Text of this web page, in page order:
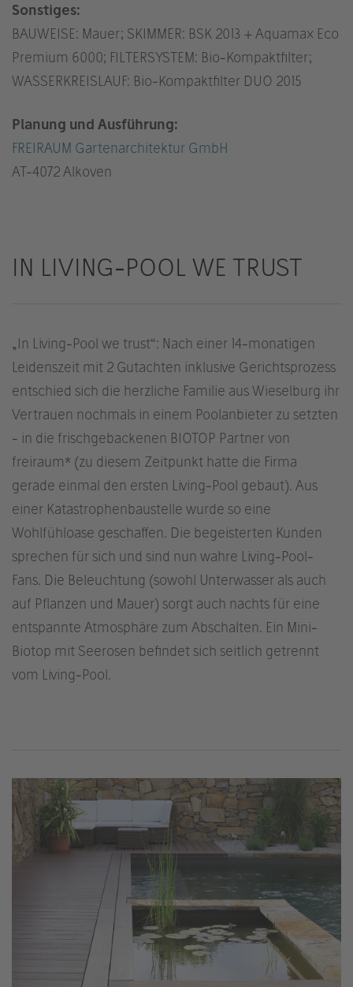
Sonstiges:
BAUWEISE: Mauer; SKIMMER: BSK 2013 + Aquamax Eco
Premium 6000; FILTERSYSTEM: Bio-Kompaktfilter;
WASSERKREISLAUF: Bio-Kompaktfilter DUO 2015
Planung und Ausführung:
FREIRAUM Gartenarchitektur GmbH
AT-4072 Alkoven
IN LIVING-POOL WE TRUST
„In Living-Pool we trust“: Nach einer 14-monatigen
Leidenszeit mit 2 Gutachten inklusive Gerichtsprozess
entschied sich die herzliche Familie aus Wieselburg ihr
Vertrauen nochmals in einem Poolanbieter zu setzten
- in die frischgebackenen BIOTOP Partner von
freiraum* (zu diesem Zeitpunkt hatte die Firma
gerade einmal den ersten Living-Pool gebaut). Aus
einer Katastrophenbaustelle wurde so eine
Wohlfühloase geschaffen. Die begeisterten Kunden
sprechen für sich und sind nun wahre Living-Pool-
Fans. Die Beleuchtung (sowohl Unterwasser als auch
auf Pflanzen und Mauer) sorgt auch nachts für eine
entspannte Atmosphäre zum Abschalten. Ein Mini-
Biotop mit Seerosen befindet sich seitlich getrennt
vom Living-Pool.